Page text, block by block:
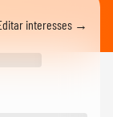
interesses →